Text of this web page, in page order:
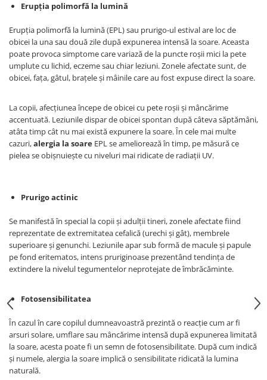
Erupția polimorfă la lumină
Erupția polimorfă la lumină (EPL) sau prurigo-ul estival are loc de
obicei la una sau două zile după expunerea intensă la soare. Aceasta
poate provoca simptome care variază de la puncte roșii mici la pete
umplute cu lichid, eczeme sau chiar leziuni. Zonele afectate sunt, de
obicei, fața, gâtul, brațele și mâinile care au fost expuse direct la soare.
La copii, afecțiunea începe de obicei cu pete roșii și mâncărime
accentuată. Leziunile dispar de obicei spontan după câteva săptămâni,
atâta timp cât nu mai există expunere la soare. În cele mai multe
cazuri,alergia la soare EPL se ameliorează în timp, pe măsură ce
pielea se obișnuiește cu niveluri mai ridicate de radiații UV.
Prurigo actinic
Se manifestă în special la copii și adulții tineri, zonele afectate fiind
reprezentate de extremitatea cefalică (urechi și gât), membrele
superioare și genunchi. Leziunile apar sub formă de macule și papule
pe fond eritematos, intens pruriginoase prezentând tendința de
extindere la nivelul tegumentelor neprotejate de îmbrăcăminte.
Fotosensibilitatea
În cazul în care copilul dumneavoastră prezintă o reacție cum ar fi
arsuri solare, umflare sau mâncărime intensă după expunerea limitată
la soare, acesta poate fi un semn de fotosensibilitate. După cum indică
și numele, alergia la soare implică o sensibilitate ridicată la lumina
naturală.